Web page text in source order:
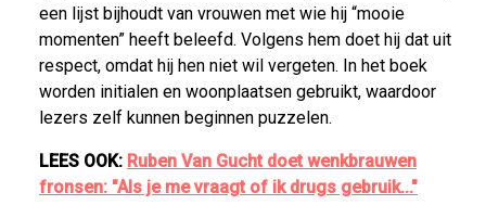
een lijst bijhoudt van vrouwen met wie hij “mooie
momenten” heeft beleefd. Volgens hem doet hij dat uit
respect, omdat hij hen niet wil vergeten. In het boek
worden initialen en woonplaatsen gebruikt, waardoor
lezers zelf kunnen beginnen puzzelen.
LEES OOK: Ruben Van Gucht doet wenkbrauwen
fronsen: "Als je me vraagt of ik drugs gebruik..."